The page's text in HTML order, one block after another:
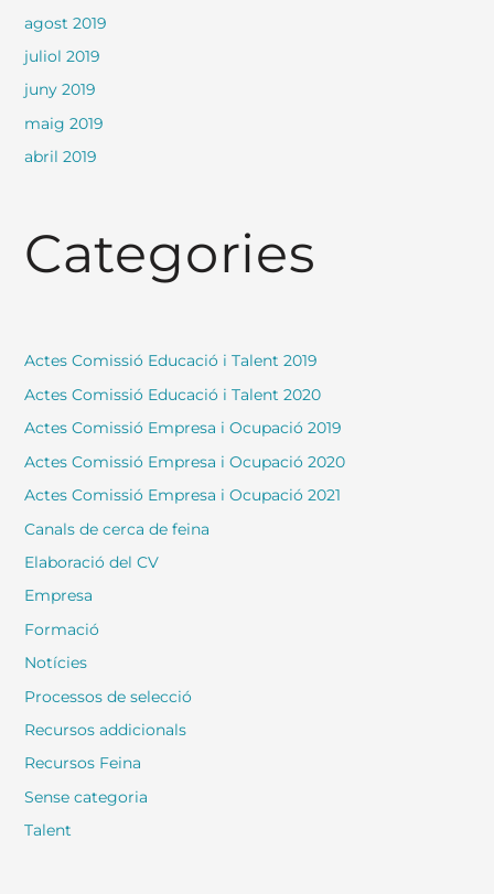
agost 2019
juliol 2019
juny 2019
maig 2019
abril 2019
Categories
Actes Comissió Educació i Talent 2019
Actes Comissió Educació i Talent 2020
Actes Comissió Empresa i Ocupació 2019
Actes Comissió Empresa i Ocupació 2020
Actes Comissió Empresa i Ocupació 2021
Canals de cerca de feina
Elaboració del CV
Empresa
Formació
Notícies
Processos de selecció
Recursos addicionals
Recursos Feina
Sense categoria
Talent